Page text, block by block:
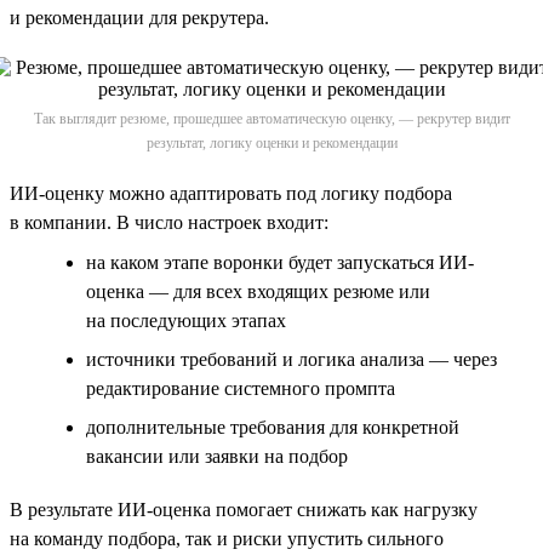
и рекомендации для рекрутера.
Так выглядит резюме, прошедшее автоматическую оценку, — рекрутер видит
результат, логику оценки и рекомендации
ИИ-оценку можно адаптировать под логику подбора
в компании. В число настроек входит:
на каком этапе воронки будет запускаться ИИ-
оценка — для всех входящих резюме или
на последующих этапах
источники требований и логика анализа — через
редактирование системного промпта
дополнительные требования для конкретной
вакансии или заявки на подбор
В результате ИИ-оценка помогает снижать как нагрузку
на команду подбора, так и риски упустить сильного